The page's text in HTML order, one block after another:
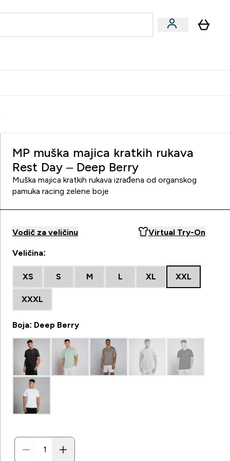
MP muška majica kratkih rukava
Rest Day – Deep Berry
Muška majica kratkih rukava izrađena od organskog
pamuka racing zelene boje
Vodič za veličinu Virtual Try-On
Veličina:
XS S M L XL XXL
XXXL
Boja: Deep Berry